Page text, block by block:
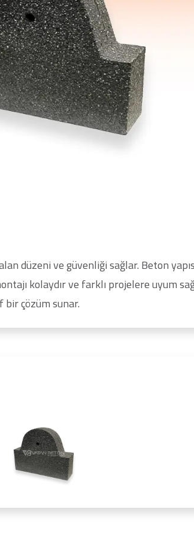
düzeni ve güvenliği sağlar. Beton
kolaydır ve farklı projelere uyum
bir çözüm sunar.